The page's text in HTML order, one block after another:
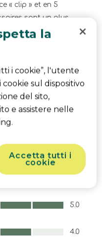
« clip » et en 5
sont un plus,
dessous est
maniable,
La petite chose
réglage du dossier
Rapport
5.0
4.0
la
i cookie”, l'utente
sul dispositivo
del sito,
e assistere nelle
Accetta tutti i
cookie